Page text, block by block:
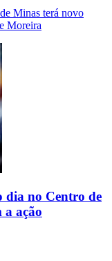
Minas terá novo
Moreira
dia no Centro de
a ação